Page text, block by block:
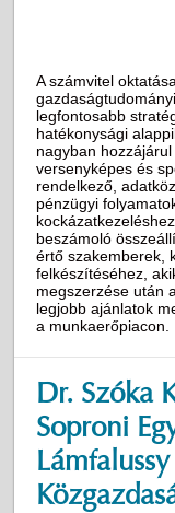
A számvitel
legfontosabb
hatékonysági
nagyban
versenyképes és
rendelkező,
pénzügyi
beszámoló
értő szakemberek,
felkészítéséhez,
megszerzése után
legjobb ajánlatok
a munkaerőpiacon.
Dr. Szóka
Soproni